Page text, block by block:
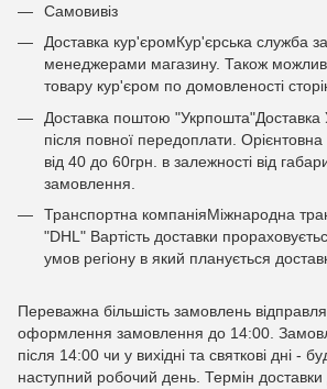
Самовивіз
Доставка кур'єромКур'єрська служба
менеджерами магазину. Також
товару кур'єром по домовленості
Доставка поштою "Укрпошта"Доставка
після повної передоплати. Орієнтовна
від 40 до 60грн. в залежності від
замовлення.
Транспортна компаніяМіжнародна
"DHL" Вартість доставки
умов регіону в який планується
Переважна більшість замовлень
оформлення замовлення до 14:00.
після 14:00 чи у вихідні та святкові дні -
наступний робочий день. Термін доставки